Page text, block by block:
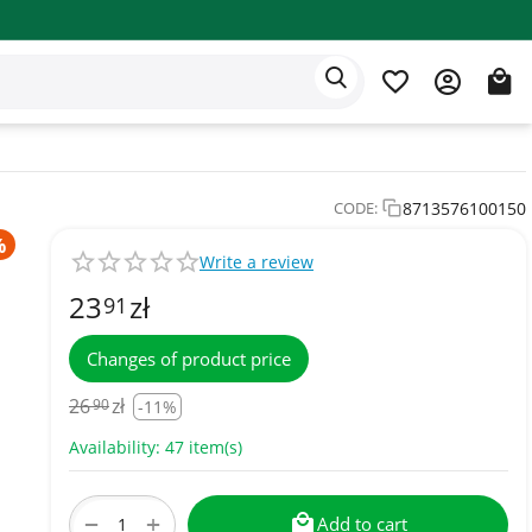
CODE: 8713576100150
Write a review
2391 zł
Changes of product price
2690zł -11%
Availability: 47 item(s)
+
− Add to cart